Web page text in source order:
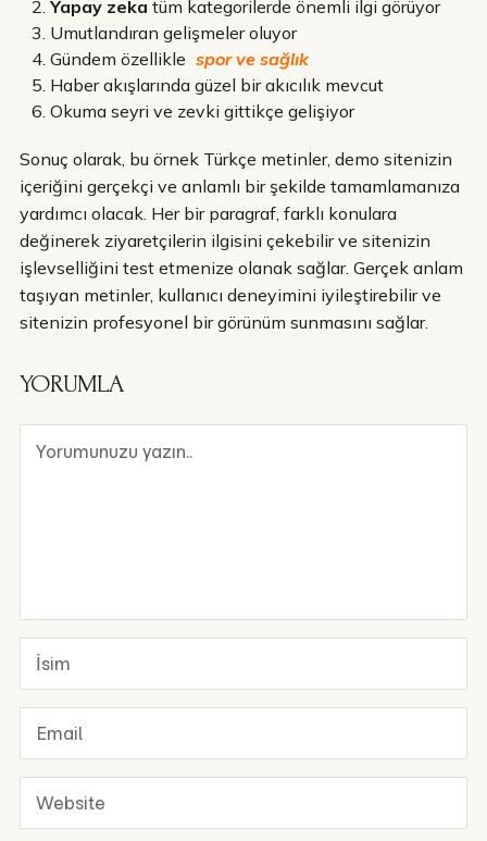
Yapay zeka tüm kategorilerde önemli ilgi görüyor
Umutlandıran gelişmeler oluyor
Gündem özellikle spor ve sağlık
Haber akışlarında güzel bir akıcılık mevcut
Okuma seyri ve zevki gittikçe gelişiyor
Sonuç olarak, bu örnek Türkçe metinler, demo sitenizin
içeriğini gerçekçi ve anlamlı bir şekilde tamamlamanıza
yardımcı olacak. Her bir paragraf, farklı konulara
değinerek ziyaretçilerin ilgisini çekebilir ve sitenizin
işlevselliğini test etmenize olanak sağlar. Gerçek anlam
taşıyan metinler, kullanıcı deneyimini iyileştirebilir ve
sitenizin profesyonel bir görünüm sunmasını sağlar.
YORUMLA